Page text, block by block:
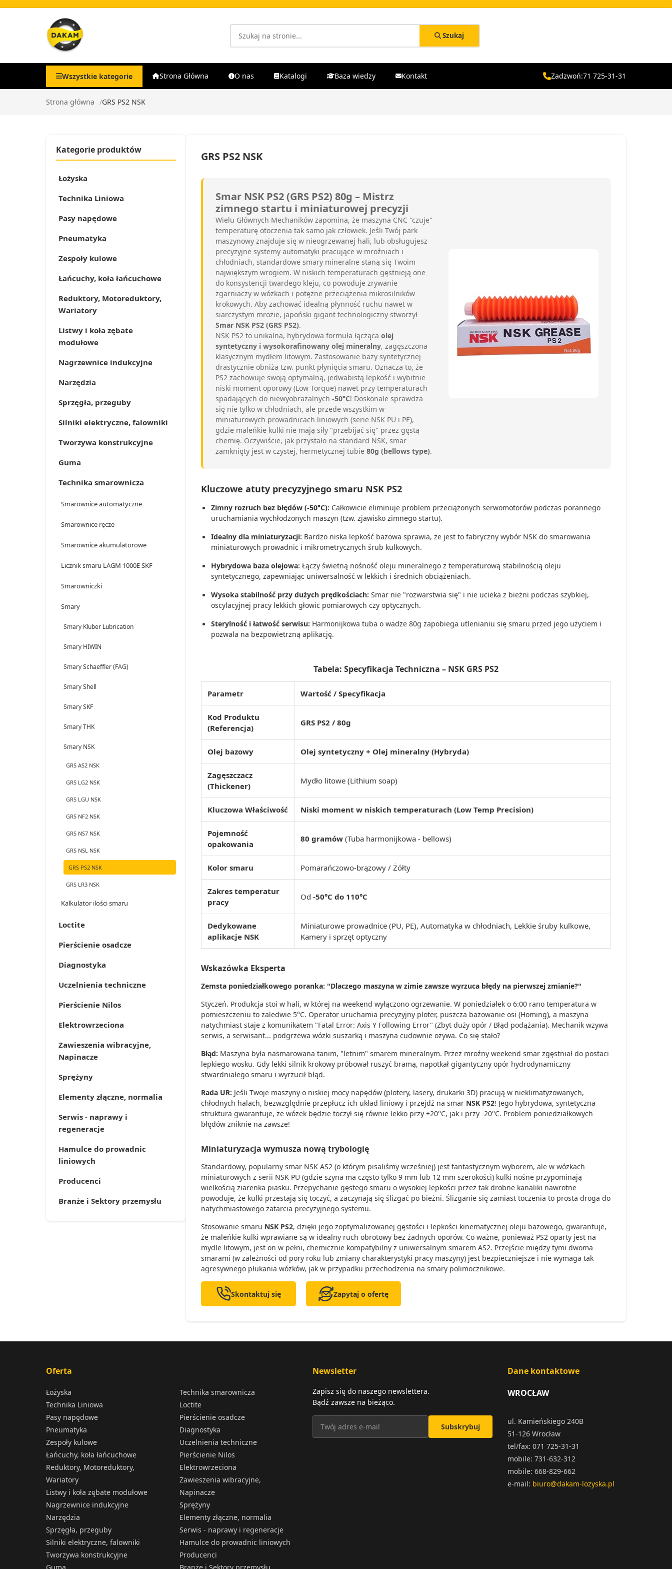
Szukaj
Wszystkie kategorie Strona Główna O nas Katalogi Baza wiedzy Kontakt Zadzwoń:71 725-31-31
Strona główna GRS PS2 NSK
Kategorie produktów
Łożyska
Technika Liniowa
Pasy napędowe
Pneumatyka
Zespoły kulowe
Łańcuchy, koła łańcuchowe
Reduktory, Motoreduktory,
Wariatory
Listwy i koła zębate
modułowe
Nagrzewnice indukcyjne
Narzędzia
Sprzęgła, przeguby
Silniki elektryczne, falowniki
Tworzywa konstrukcyjne
Guma
Technika smarownicza
Smarownice automatyczne
Smarownice ręcze
Smarownice akumulatorowe
Licznik smaru LAGM 1000E SKF
Smarowniczki
Smary
Smary Kluber Lubrication
Smary HIWIN
Smary Schaeffler (FAG)
Smary Shell
Smary SKF
Smary THK
Smary NSK
GRS AS2 NSK
GRS LG2 NSK
GRS LGU NSK
GRS NF2 NSK
GRS NS7 NSK
GRS NSL NSK
GRS PS2 NSK
GRS LR3 NSK
Kalkulator ilości smaru
Loctite
Pierścienie osadcze
Diagnostyka
Uczelnienia techniczne
Pierścienie Nilos
Elektrowrzeciona
Zawieszenia wibracyjne,
Napinacze
Sprężyny
Elementy złączne, normalia
Serwis - naprawy i
regeneracje
Hamulce do prowadnic
liniowych
Producenci
Branże i Sektory przemysłu
GRS PS2 NSK
Smar NSK PS2 (GRS PS2) 80g – Mistrz
zimnego startu i miniaturowej precyzji
Wielu Głównych Mechaników zapomina, że maszyna CNC "czuje"
temperaturę otoczenia tak samo jak człowiek. Jeśli Twój park
maszynowy znajduje się w nieogrzewanej hali, lub obsługujesz
precyzyjne systemy automatyki pracujące w mroźniach i
chłodniach, standardowe smary mineralne staną się Twoim
największym wrogiem. W niskich temperaturach gęstnieją one
do konsystencji twardego kleju, co powoduje zrywanie
zgarniaczy w wózkach i potężne przeciążenia mikrosilników
krokowych. Aby zachować idealną płynność ruchu nawet w
siarczystym mrozie, japoński gigant technologiczny stworzył
Smar NSK PS2 (GRS PS2).
NSK PS2 to unikalna, hybrydowa formuła łącząca olej
syntetyczny i wysokorafinowany olej mineralny, zagęszczona
klasycznym mydłem litowym. Zastosowanie bazy syntetycznej
drastycznie obniża tzw. punkt płynięcia smaru. Oznacza to, że
PS2 zachowuje swoją optymalną, jedwabistą lepkość i wybitnie
niski moment oporowy (Low Torque) nawet przy temperaturach
spadających do niewyobrażalnych -50°C! Doskonale sprawdza
się nie tylko w chłodniach, ale przede wszystkim w
miniaturowych prowadnicach liniowych (serie NSK PU i PE),
gdzie maleńkie kulki nie mają siły "przebijać się" przez gęstą
chemię. Oczywiście, jak przystało na standard NSK, smar
zamknięty jest w czystej, hermetycznej tubie 80g (bellows type).
Kluczowe atuty precyzyjnego smaru NSK PS2
Zimny rozruch bez błędów (-50°C): Całkowicie eliminuje problem przeciążonych serwomotorów podczas porannego
uruchamiania wychłodzonych maszyn (tzw. zjawisko zimnego startu).
Idealny dla miniaturyzacji: Bardzo niska lepkość bazowa sprawia, że jest to fabryczny wybór NSK do smarowania
miniaturowych prowadnic i mikrometrycznych śrub kulkowych.
Hybrydowa baza olejowa: Łączy świetną nośność oleju mineralnego z temperaturową stabilnością oleju
syntetycznego, zapewniając uniwersalność w lekkich i średnich obciążeniach.
Wysoka stabilność przy dużych prędkościach: Smar nie "rozwarstwia się" i nie ucieka z bieżni podczas szybkiej,
oscylacyjnej pracy lekkich głowic pomiarowych czy optycznych.
Sterylność i łatwość serwisu: Harmonijkowa tuba o wadze 80g zapobiega utlenianiu się smaru przed jego użyciem i
pozwala na bezpowietrzną aplikację.
Tabela: Specyfikacja Techniczna – NSK GRS PS2
Parametr Wartość / Specyfikacja
Kod Produktu
(Referencja)
GRS PS2 / 80g
Olej bazowy Olej syntetyczny + Olej mineralny (Hybryda)
Zagęszczacz
(Thickener)
Mydło litowe (Lithium soap)
Kluczowa Właściwość Niski moment w niskich temperaturach (Low Temp Precision)
Pojemność
opakowania
80 gramów (Tuba harmonijkowa - bellows)
Kolor smaru Pomarańczowo-brązowy / Żółty
Zakres temperatur
pracy
Od -50°C do 110°C
Dedykowane
aplikacje NSK
Miniaturowe prowadnice (PU, PE), Automatyka w chłodniach, Lekkie śruby kulkowe,
Kamery i sprzęt optyczny
Wskazówka Eksperta
Zemsta poniedziałkowego poranka: "Dlaczego maszyna w zimie zawsze wyrzuca błędy na pierwszej zmianie?"
Styczeń. Produkcja stoi w hali, w której na weekend wyłączono ogrzewanie. W poniedziałek o 6:00 rano temperatura w
pomieszczeniu to zaledwie 5°C. Operator uruchamia precyzyjny ploter, puszcza bazowanie osi (Homing), a maszyna
natychmiast staje z komunikatem "Fatal Error: Axis Y Following Error" (Zbyt duży opór / Błąd podążania). Mechanik wzywa
serwis, a serwisant... podgrzewa wózki suszarką i maszyna cudownie ożywa. Co się stało?
Błąd: Maszyna była nasmarowana tanim, "letnim" smarem mineralnym. Przez mroźny weekend smar zgęstniał do postaci
lepkiego wosku. Gdy lekki silnik krokowy próbował ruszyć bramą, napotkał gigantyczny opór hydrodynamiczny
stwardniałego smaru i wyrzucił błąd.
Rada UR: Jeśli Twoje maszyny o niskiej mocy napędów (plotery, lasery, drukarki 3D) pracują w nieklimatyzowanych,
chłodnych halach, bezwzględnie przepłucz ich układ liniowy i przejdź na smar NSK PS2! Jego hybrydowa, syntetyczna
struktura gwarantuje, że wózek będzie toczył się równie lekko przy +20°C, jak i przy -20°C. Problem poniedziałkowych
błędów zniknie na zawsze!
Miniaturyzacja wymusza nową trybologię
Standardowy, popularny smar NSK AS2 (o którym pisaliśmy wcześniej) jest fantastycznym wyborem, ale w wózkach
miniaturowych z serii NSK PU (gdzie szyna ma często tylko 9 mm lub 12 mm szerokości) kulki nośne przypominają
wielkością ziarenka piasku. Przepychanie gęstego smaru o wysokiej lepkości przez tak drobne kanaliki nawrotne
powoduje, że kulki przestają się toczyć, a zaczynają się ślizgać po bieżni. Ślizganie się zamiast toczenia to prosta droga do
natychmiastowego zatarcia precyzyjnego systemu.
Stosowanie smaru NSK PS2, dzięki jego zoptymalizowanej gęstości i lepkości kinematycznej oleju bazowego, gwarantuje,
że maleńkie kulki wprawiane są w idealny ruch obrotowy bez żadnych oporów. Co ważne, ponieważ PS2 oparty jest na
mydle litowym, jest on w pełni, chemicznie kompatybilny z uniwersalnym smarem AS2. Przejście między tymi dwoma
smarami (w zależności od pory roku lub zmiany charakterystyki pracy maszyny) jest bezpieczniejsze i nie wymaga tak
agresywnego płukania wózków, jak w przypadku przechodzenia na smary polimocznikowe.
Skontaktuj się Zapytaj o ofertę
Oferta
Łożyska
Technika Liniowa
Pasy napędowe
Pneumatyka
Zespoły kulowe
Łańcuchy, koła łańcuchowe
Reduktory, Motoreduktory,
Wariatory
Listwy i koła zębate modułowe
Nagrzewnice indukcyjne
Narzędzia
Sprzęgła, przeguby
Silniki elektryczne, falowniki
Tworzywa konstrukcyjne
Technika smarownicza
Loctite
Pierścienie osadcze
Diagnostyka
Uczelnienia techniczne
Pierścienie Nilos
Elektrowrzeciona
Zawieszenia wibracyjne,
Napinacze
Sprężyny
Elementy złączne, normalia
Serwis - naprawy i regeneracje
Hamulce do prowadnic liniowych
Producenci
Newsletter
Zapisz się do naszego newslettera.
Bądź zawsze na bieżąco.
Subskrybuj
Dane kontaktowe
WROCŁAW
ul. Kamieńskiego 240B
51-126 Wrocław
tel/fax: 071 725-31-31
mobile: 731-632-312
mobile: 668-829-662
e-mail: biuro@dakam-lozyska.pl